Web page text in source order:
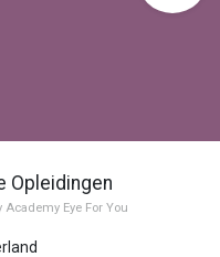
Opleidingen
Academy Eye For You